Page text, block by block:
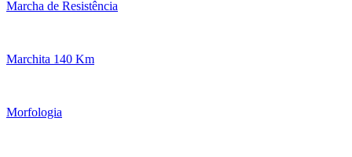
Marcha de Resistência
Marchita 140 Km
Morfologia